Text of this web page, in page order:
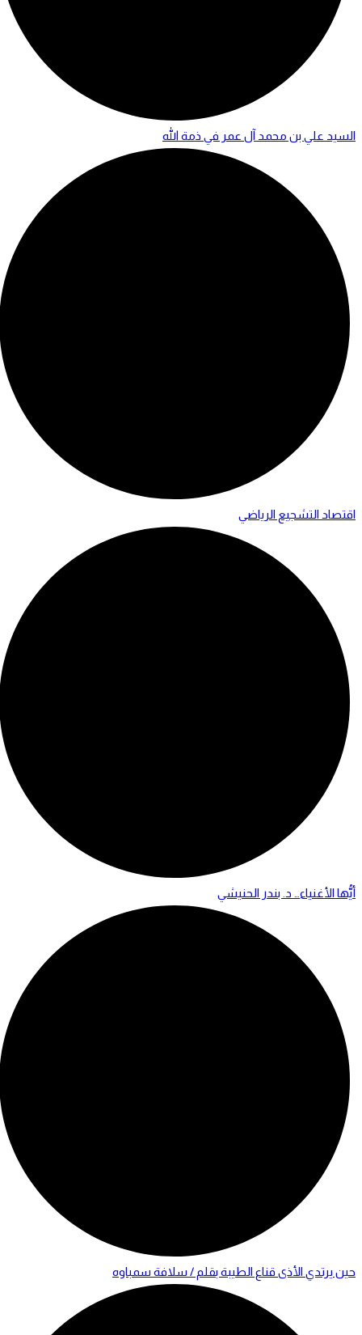
السيد علي بن محمد آل عمر في ذمة الله
اقتصاد التشجيع الرياضي
أيُّها الأغنياء… د. بندر الحنيشي
حين يرتدي الأذى قناع الطيبة بقلم / سلافة سمباوه